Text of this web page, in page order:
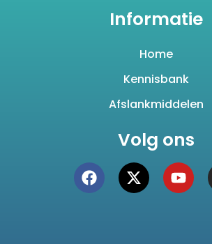
Informatie
Home
Kennisbank
Afslankmiddelen
Volg ons